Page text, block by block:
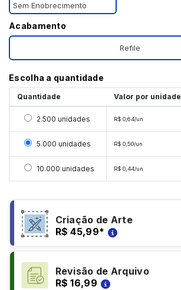
Sem Enobrecimento
Acabamento
Refile
Escolha a quantidade
Quantidade Valor por unidade
Selecionar 2500 unidades
2.500 unidades R$ 0,64/un
Selecionar 5000 unidades
5.000 unidades R$ 0,50/un
Selecionar 10000 unidades
10.000 unidades R$ 0,44/un
Criação de Arte
R$ 45,99*
Revisão de Arquivo
R$ 16,99